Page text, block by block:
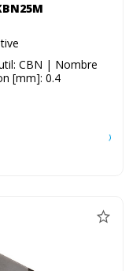
CBN | Nombre
[mm]: 0.4